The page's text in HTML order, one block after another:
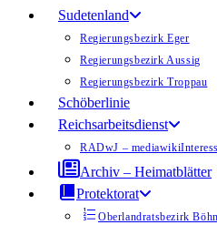
Sudetenland
Regierungsbezirk Eger
Regierungsbezirk Aussig
Regierungsbezirk Troppau
Schöberlinie
Reichsarbeitsdienst
RADwJ – mediawiki
Archiv – Heimatblätter
Protektorat
Oberlandratsbezirk